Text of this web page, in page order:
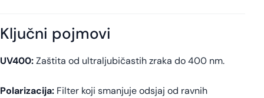
Ključni pojmovi
UV400:Zaštita od ultraljubičastih zraka do 400 nm.
Polarizacija: Filter koji smanjuje odsjaj od ravnih